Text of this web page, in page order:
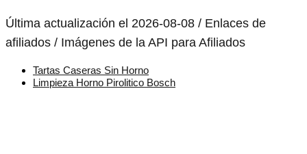
Última actualización el 2026-08-08 / Enlaces de
afiliados / Imágenes de la API para Afiliados
Tartas Caseras Sin Horno
Limpieza Horno Pirolitico Bosch